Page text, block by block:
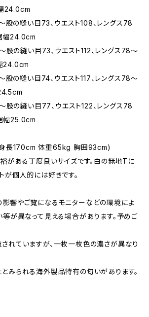
24.0cm
の縫い目73、ウエスト108、レングス78
幅24.0cm
の縫い目73、ウエスト112、レングス78～
24.0cm
の縫い目74、ウエスト117、レングス78～
の縫い目77、ウエスト122、レングス78
幅25.0cm
身長170cm 体重65kg 胸囲93cm)
がある丁度良いサイズです。白の無地Tに
が個人的には好きです。
響やご覧になるモニターなどの環境によ
等が異なって見える場合があります。予めご
れていますが、一枚一枚色の濃さが異なり
みられる海外製品特有の匂いがあります。